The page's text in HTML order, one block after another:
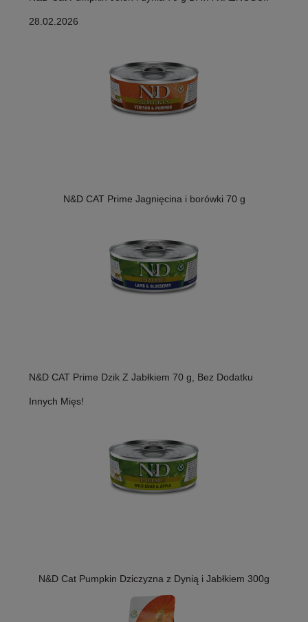
28.02.2026
N&D CAT Prime Jagnięcina i borówki 70 g
N&D CAT Prime Dzik Z Jabłkiem 70 g, Bez Dodatku
Innych Mięs!
N&D Cat Pumpkin Dziczyzna z Dynią i Jabłkiem 300g